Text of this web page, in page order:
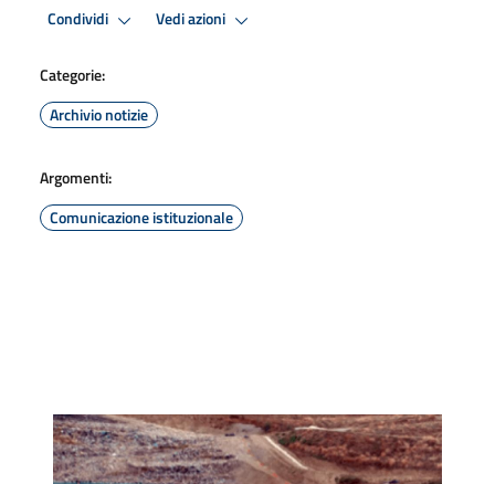
Condividi Vedi azioni
Categorie:
Archivio notizie
Argomenti:
Comunicazione istituzionale